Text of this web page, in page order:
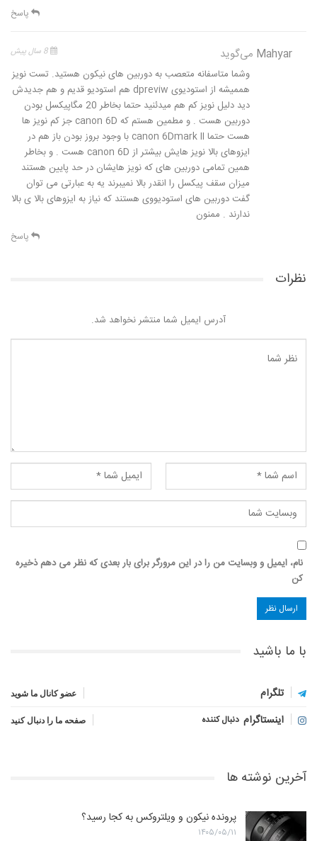
پاسخ
Mahyar می‌گوید
وشما متاسفانه متعصب به دوربین های نیکون هستید. تست نویز
هممیشه از استودیوی dpreviw هم استودیو قدیم و هم جدیدش
دید دلیل نویز کم هم میدئنید حتما بخاطر 20 مگاپیکسل بودن
دوربین هست . و مطمین هستم که canon 6D جز کم نویز ها
هست حتما canon 6Dmark II با وجود بروز بودن باز هم در
ایزوهای بالا نویز هایش بیشتر از canon 6D هست . و بخاطر
همین تمامی دوربین های که نویز هایشان در حد پایین هستند
میزان سقف پیکسل را انقدر بالا نمیبرند یه به عبارتی می توان
گفت دوربین های استودیووی هستند که نیاز به ایزوهای بالا ی بالا
ندارند . ممنون
پاسخ
نظرات
آدرس ایمیل شما منتشر نخواهد شد.
نام، ایمیل و وبسایت من را در این مرورگر برای بار بعدی که نظر می دهم ذخیره
کن
با ما باشید
تلگرام عضو کانال ما شوید
اینستاگرام دنبال کننده صفحه ما را دنبال کنید
آخرین نوشته ها
پرونده نیکون و ویلتروکس به کجا رسید؟
۱۴۰۵/۰۵/۱۱